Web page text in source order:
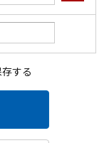
する